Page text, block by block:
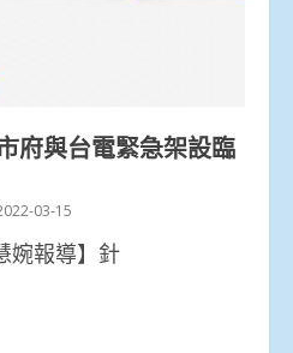
與台電緊急架設臨
03-15
婉報導】針